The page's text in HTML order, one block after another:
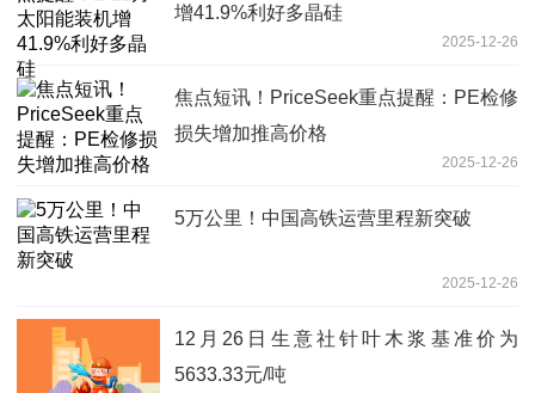
增41.9%利好多晶硅
2025-12-26
焦点短讯！PriceSeek重点提醒：PE检修
损失增加推高价格
2025-12-26
5万公里！中国高铁运营里程新突破
2025-12-26
12月26日生意社针叶木浆基准价为
5633.33元/吨